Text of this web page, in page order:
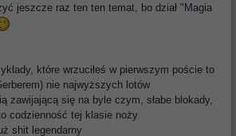
jeszcze raz ten ten temat, bo dział "Magia
które wrzuciłeś w pierwszym poście to
nie najwyższych lotów
zawijającą się na byle czym, słabe blokady,
codzienność tej klasie noży
shit legendarny